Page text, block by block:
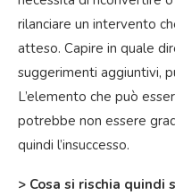
rilanciare un intervento
atteso. Capire in quale
suggerimenti aggiuntivi,
L’elemento che può
potrebbe non essere
quindi l’insuccesso.
> Cosa si rischia quindi